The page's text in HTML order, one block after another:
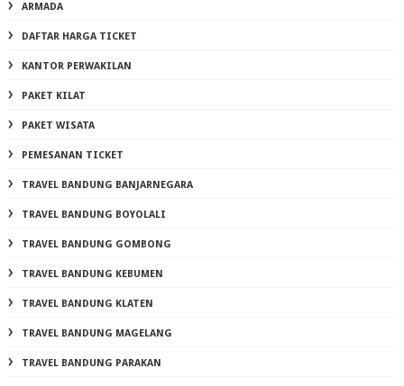
ARMADA
DAFTAR HARGA TICKET
KANTOR PERWAKILAN
PAKET KILAT
PAKET WISATA
PEMESANAN TICKET
TRAVEL BANDUNG BANJARNEGARA
TRAVEL BANDUNG BOYOLALI
TRAVEL BANDUNG GOMBONG
TRAVEL BANDUNG KEBUMEN
TRAVEL BANDUNG KLATEN
TRAVEL BANDUNG MAGELANG
TRAVEL BANDUNG PARAKAN